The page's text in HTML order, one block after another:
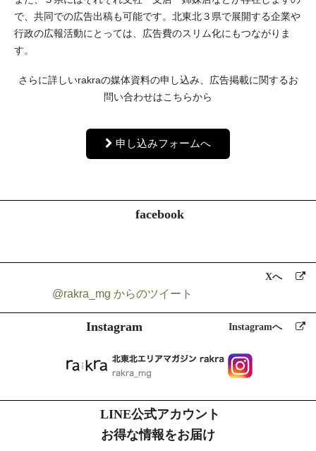
で、共同での広告出稿も可能です。北東北３県で展開する企業や
行政の広報活動にとっては、広告費のスリム化にもつながりま
す。
さらに詳しいrakraの媒体資料の申し込み、広告掲載に関するお
問い合わせはこちらから
申し込みフォームへ
facebook
Xへ
@rakra_mg からのツイート
Instagram Instagramへ
LINE公式アカウント
お得な情報をお届け